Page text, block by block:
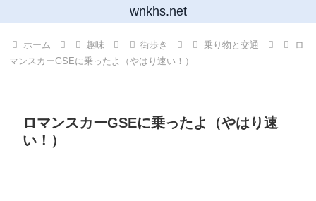
wnkhs.net
ホーム 趣味 街歩き 乗り物と交通
ロ
マンスカーGSEに乗ったよ（やはり速い！）
ロマンスカーGSEに乗ったよ（やはり速
い！）